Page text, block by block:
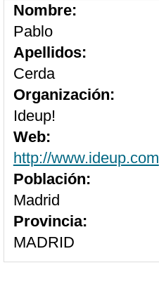
Nombre:
Pablo
Apellidos:
Cerda
Organización:
Ideup!
Web:
http://www.ideup.com
Población:
Madrid
Provincia:
MADRID